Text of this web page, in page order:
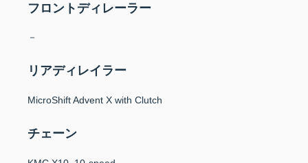
フロントディレーラー
－
リアディレイラー
MicroShift Advent X with Clutch
チェーン